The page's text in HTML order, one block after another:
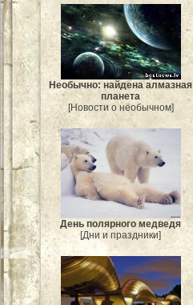
Необычно: найдена алмазная
планета
[Новости о необычном]
День полярного медведя
[Дни и праздники]